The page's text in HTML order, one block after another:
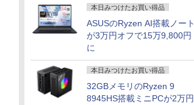
本日みつけたお買い得品
ASUSのRyzen AI搭載ノート
が3万円オフで15万9,800円
に
本日みつけたお買い得品
32GBメモリのRyzen 9
8945HS搭載ミニPCが2万円